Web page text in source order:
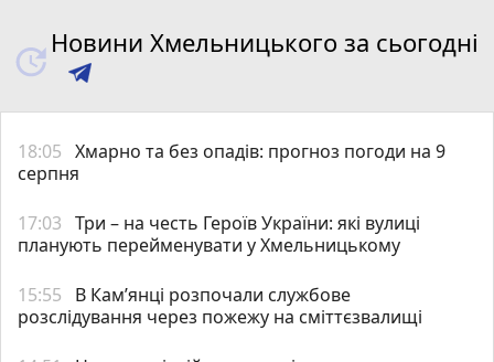
Новини Хмельницького за сьогодні
18:05 Хмарно та без опадів: прогноз погоди на 9
серпня
17:03 Три – на честь Героїв України: які вулиці
планують перейменувати у Хмельницькому
15:55
В Кам’янці розпочали службове
розслідування через пожежу на сміттєзвалищі